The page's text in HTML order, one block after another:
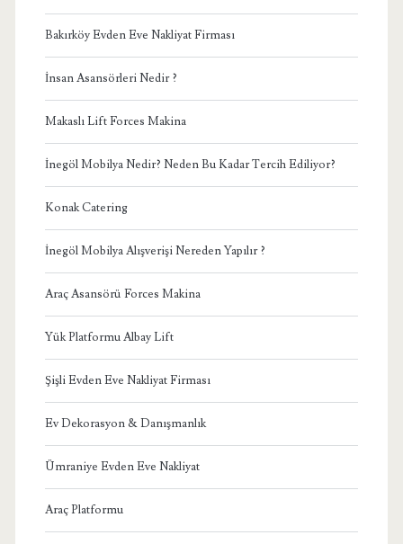
Bakırköy Evden Eve Nakliyat Firması
İnsan Asansörleri Nedir ?
Makaslı Lift Forces Makina
İnegöl Mobilya Nedir? Neden Bu Kadar Tercih Ediliyor?
Konak Catering
İnegöl Mobilya Alışverişi Nereden Yapılır ?
Araç Asansörü Forces Makina
Yük Platformu Albay Lift
Şişli Evden Eve Nakliyat Firması
Ev Dekorasyon & Danışmanlık
Ümraniye Evden Eve Nakliyat
Araç Platformu